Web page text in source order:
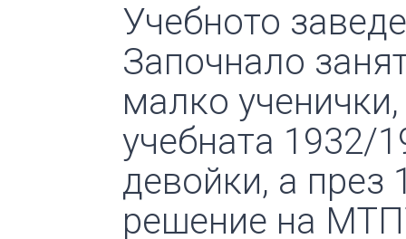
Учебното
Започнало
малко
учебната 1932/
девойки, а през
решение на